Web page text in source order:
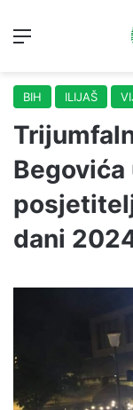
BIH ILIJAŠ
dani